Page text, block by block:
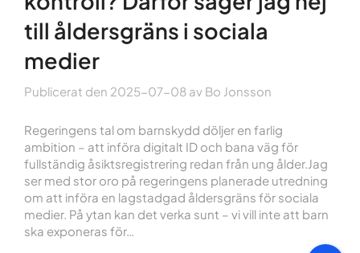
till åldersgräns i sociala
medier
Publicerat den 2025-07-08 av Bo Jonsson
Regeringens tal om barnskydd döljer en farlig
ambition – att införa digitalt ID och bana väg för
fullständig åsiktsregistrering redan från ung ålder.Jag
ser med stor oro på regeringens planerade utredning
om att införa en lagstadgad åldersgräns för sociala
medier. På ytan kan det verka sunt – vi vill inte att barn
ska exponeras för…